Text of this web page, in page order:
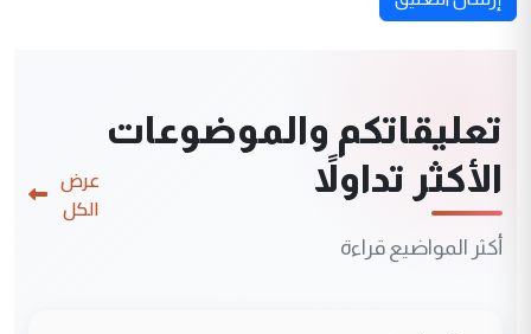
تعليقاتكم والموضوعات
الأكثر تداولاً
أكثر المواضيع قراءة
عرض
الكل